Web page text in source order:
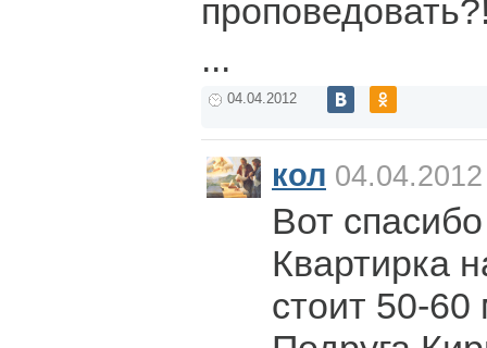
...
04.04.2012
кол
Вот
Квартирка
стоит 50-60